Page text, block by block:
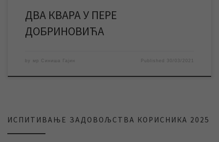
ДВА КВАРА У ПЕРЕ
ДОБРИНОВИЋА
by мр Синиша Гајин Published 30/03/2021
ИСПИТИВАЊЕ ЗАДОВОЉСТВА КОРИСНИКА 2025